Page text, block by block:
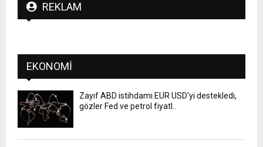
REKLAM
EKONOMI
Zayıf ABD istihdamı EUR USD'yi destekledi,
gözler Fed ve petrol fiyatl..